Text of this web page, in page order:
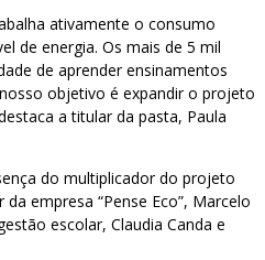
ativamente o consumo
de energia. Os mais de 5 mil
de aprender ensinamentos
objetivo é expandir o projeto
a titular da pasta, Paula
do multiplicador do projeto
empresa “Pense Eco”, Marcelo
escolar, Claudia Canda e